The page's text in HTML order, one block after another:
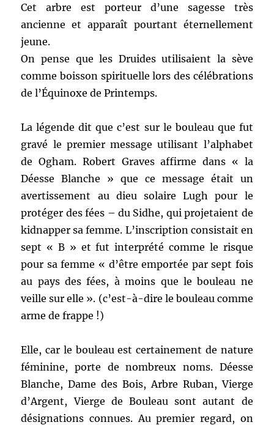
Cet arbre est porteur d’une sagesse très
ancienne et apparaît pourtant éternellement
jeune.
On pense que les Druides utilisaient la sève
comme boisson spirituelle lors des célébrations
de l’Équinoxe de Printemps.
La légende dit que c’est sur le bouleau que fut
gravé le premier message utilisant l’alphabet
de Ogham. Robert Graves affirme dans « la
Déesse Blanche » que ce message était un
avertissement au dieu solaire Lugh pour le
protéger des fées – du Sidhe, qui projetaient de
kidnapper sa femme. L’inscription consistait en
sept « B » et fut interprété comme le risque
pour sa femme « d’être emportée par sept fois
au pays des fées, à moins que le bouleau ne
veille sur elle ». (c’est-à-dire le bouleau comme
arme de frappe !)
Elle, car le bouleau est certainement de nature
féminine, porte de nombreux noms. Déesse
Blanche, Dame des Bois, Arbre Ruban, Vierge
d’Argent, Vierge de Bouleau sont autant de
désignations connues. Au premier regard, on